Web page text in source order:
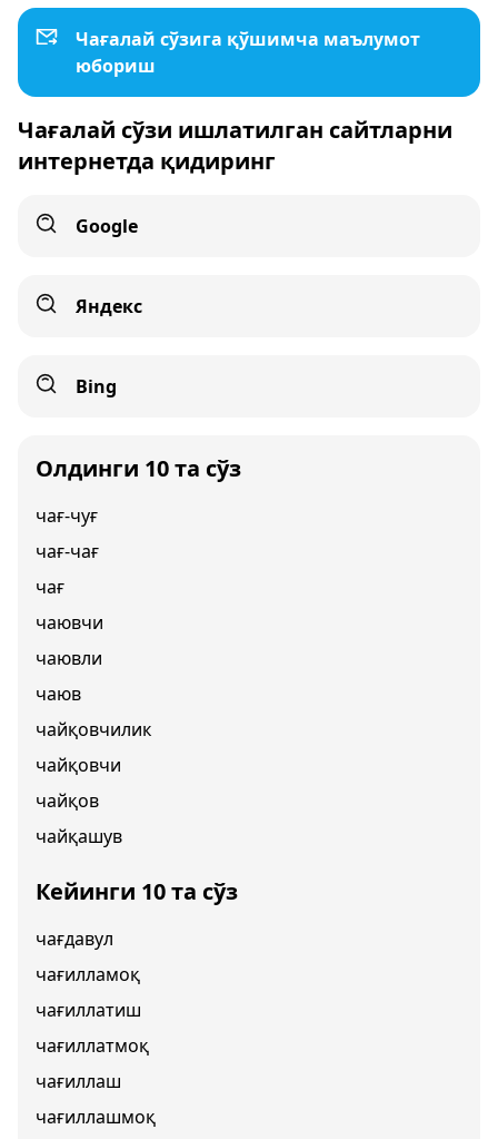
Чағалай сўзига қўшимча маълумот
юбориш
Чағалай сўзи ишлатилган сайтларни
интернетда қидиринг
Google
Яндекс
Bing
Олдинги 10 та сўз
чағ-чуғ
чағ-чағ
чағ
чаювчи
чаювли
чаюв
чайқовчилик
чайқовчи
чайқов
чайқашув
Кейинги 10 та сўз
чағдавул
чағилламоқ
чағиллатиш
чағиллатмоқ
чағиллаш
чағиллашмоқ